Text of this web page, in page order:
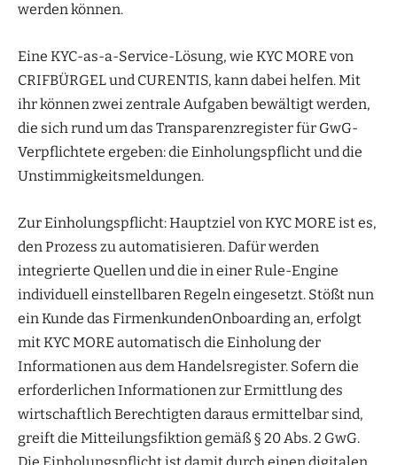
werden können.
Eine KYC-as-a-Service-Lösung, wie KYC MORE von
CRIFBÜRGEL und CURENTIS, kann dabei helfen. Mit
ihr können zwei zentrale Aufgaben bewältigt werden,
die sich rund um das Transparenzregister für GwG-
Verpflichtete ergeben: die Einholungspflicht und die
Unstimmigkeitsmeldungen.
Zur Einholungspflicht: Hauptziel von KYC MORE ist es,
den Prozess zu automatisieren. Dafür werden
integrierte Quellen und die in einer Rule-Engine
individuell einstellbaren Regeln eingesetzt. Stößt nun
ein Kunde das FirmenkundenOnboarding an, erfolgt
mit KYC MORE automatisch die Einholung der
Informationen aus dem Handelsregister. Sofern die
erforderlichen Informationen zur Ermittlung des
wirtschaftlich Berechtigten daraus ermittelbar sind,
greift die Mitteilungsfiktion gemäß § 20 Abs. 2 GwG.